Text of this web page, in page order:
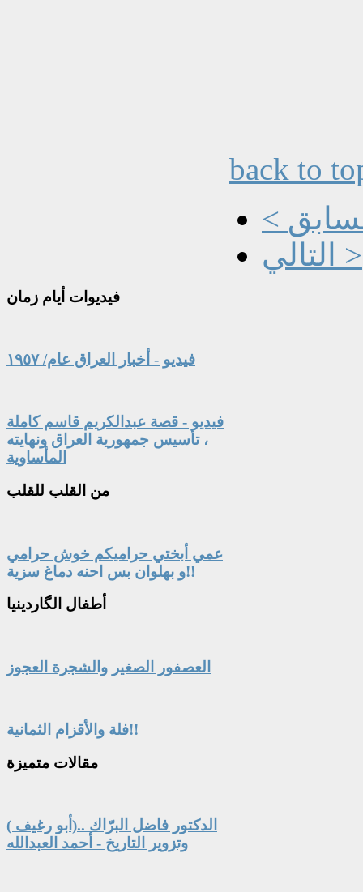
back to
التالي >
فيديوات أيام زمان
فيديو - أخبار العراق عام/ ١٩٥٧
فيديو - قصة عبدالكريم قاسم كاملة
، تأسيس جمهورية العراق ونهايته
المأساوية
من القلب للقلب
عمي أبختي حراميكم خوش حرامي
و بهلوان بس احنه دماغ سزية!!
أطفال الگاردينيا
العصفور الصغير والشجرة العجوز
فلة والأقزام الثمانية!!
مقالات متميزة
الدكتور فاضل البرّاك ..(أبو رغيف )
وتزوير التاريخ - أحمد العبدالله